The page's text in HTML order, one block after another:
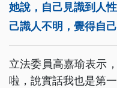
她說，自己見識到人
己識人不明，覺得自己
立法委員高嘉瑜表示
啦，說實話我也是第